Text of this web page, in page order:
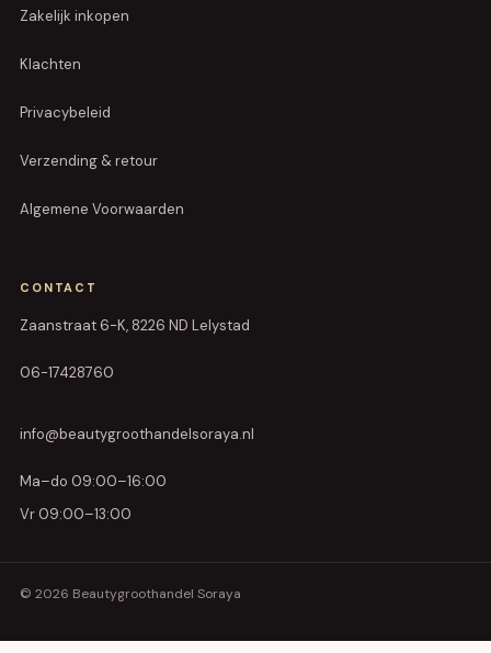
Zakelijk inkopen
Klachten
Privacybeleid
Verzending & retour
Algemene Voorwaarden
CONTACT
Zaanstraat 6-K, 8226 ND Lelystad
06-17428760
info@beautygroothandelsoraya.nl
Ma–do 09:00–16:00
Vr 09:00–13:00
© 2026 Beautygroothandel Soraya